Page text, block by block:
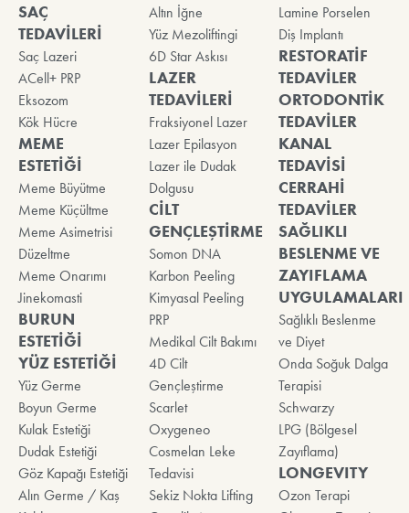
SAÇ
TEDAVİLERİ
Saç Lazeri
ACell+ PRP
Eksozom
Kök Hücre
MEME
ESTETİĞİ
Meme Büyütme
Meme Küçültme
Meme Asimetrisi
Düzeltme
Meme Onarımı
Jinekomasti
BURUN
ESTETİĞİ
YÜZ ESTETİĞİ
Yüz Germe
Boyun Germe
Kulak Estetiği
Dudak Estetiği
Göz Kapağı Estetiği
Alın Germe / Kaş
Altın İğne
Yüz Mezoliftingi
6D Star Askısı
LAZER
TEDAVİLERİ
Fraksiyonel Lazer
Lazer Epilasyon
Lazer ile Dudak
Dolgusu
CİLT
GENÇLEŞTİRME
Somon DNA
Karbon Peeling
Kimyasal Peeling
PRP
Medikal Cilt Bakımı
4D Cilt
Gençleştirme
Scarlet
Oxygeneo
Cosmelan Leke
Tedavisi
Sekiz Nokta Lifting
Lamine Porselen
Diş Implantı
RESTORATİF
TEDAVİLER
ORTODONTİK
TEDAVİLER
KANAL
TEDAVİSİ
CERRAHİ
TEDAVİLER
SAĞLIKLI
BESLENME VE
ZAYIFLAMA
UYGULAMALARI
Sağlıklı Beslenme
ve Diyet
Onda Soğuk Dalga
Terapisi
Schwarzy
LPG (Bölgesel
Zayıflama)
LONGEVITY
Ozon Terapi